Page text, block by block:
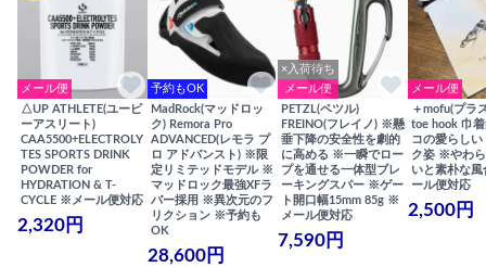
メール便
△UP ATHLETE(ユーピ
ーアスリート)
CAA5500+ELECTROLY
TES SPORTS DRINK
POWDER for
HYDRATION & T-
CYCLE ※メール便対応
2,320円
予約もOK
MadRock(マッドロッ
ク) Remora Pro
ADVANCED(レモラ プ
ロ アドバンスト) ※限
定リミテッドモデル ※
マッドロック最強XFラ
バー採用 ※異次元のフ
リクション ※予約も
OK
28,600円
×入荷待ち
メール便
PETZL(ペツル)
FREINO(フレイノ) ※懸
垂下降の安全性を劇的
に高める ※一瞬でロー
プを通せる一体型ブレ
ーキングスパー ※ゲー
ト開口幅15mm 85g ※
メール便対応
7,590円
メール便
＋mofu(プラ
toe hook 巾
コの愛らしい
ク姿 ※やわ
いと素朴な
ール便対応
2,500円